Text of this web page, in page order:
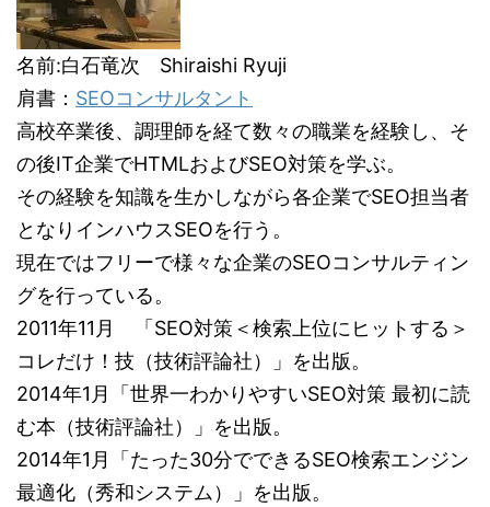
名前:白石竜次 Shiraishi Ryuji
肩書： SEOコンサルタント
高校卒業後、調理師を経て数々の職業を経験し、そ
の後IT企業でHTMLおよびSEO対策を学ぶ。
その経験を知識を生かしながら各企業でSEO担当者
となりインハウスSEOを行う。
現在ではフリーで様々な企業のSEOコンサルティン
グを行っている。
2011年11月 「SEO対策＜検索上位にヒットする＞
コレだけ！技（技術評論社）」を出版。
2014年1月「世界一わかりやすいSEO対策 最初に読
む本（技術評論社）」を出版。
2014年1月「たった30分でできるSEO検索エンジン
最適化（秀和システム）」を出版。